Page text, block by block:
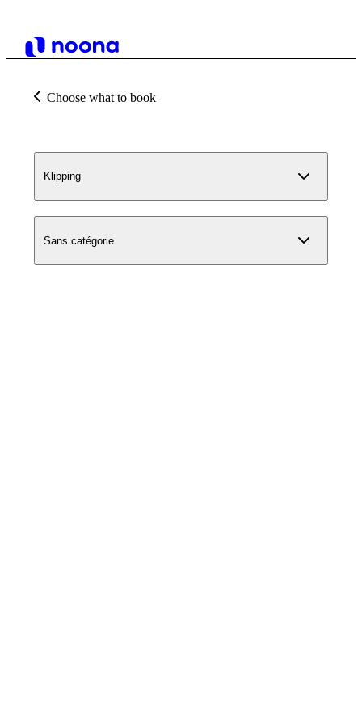
Choose what to book
Klipping
Sans catégorie